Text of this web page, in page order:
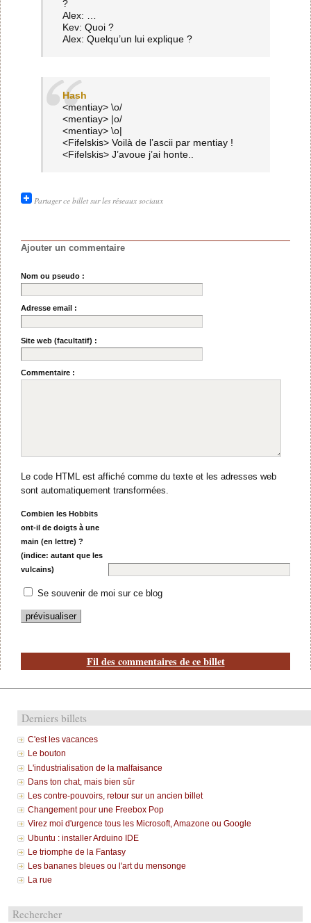
?
Alex: …
Kev: Quoi ?
Alex: Quelqu’un lui explique ?
Hash
<mentiay> \o/
<mentiay> |o/
<mentiay> \o|
<Fifelskis> Voilà de l’ascii par mentiay !
<Fifelskis> J’avoue j’ai honte..
Partager ce billet sur les réseaux sociaux
Ajouter un commentaire
Nom ou pseudo :
Adresse email :
Site web (facultatif) :
Commentaire :
Le code HTML est affiché comme du texte et les adresses web
sont automatiquement transformées.
Combien les Hobbits
ont-il de doigts à une
main (en lettre) ?
(indice: autant que les
vulcains)
Se souvenir de moi sur ce blog
Fil des commentaires de ce billet
Derniers billets
C'est les vacances
Le bouton
L'industrialisation de la malfaisance
Dans ton chat, mais bien sûr
Les contre-pouvoirs, retour sur un ancien billet
Changement pour une Freebox Pop
Virez moi d'urgence tous les Microsoft, Amazone ou Google
Ubuntu : installer Arduino IDE
Le triomphe de la Fantasy
Les bananes bleues ou l'art du mensonge
La rue
Rechercher